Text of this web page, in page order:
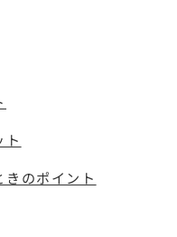
のポイント